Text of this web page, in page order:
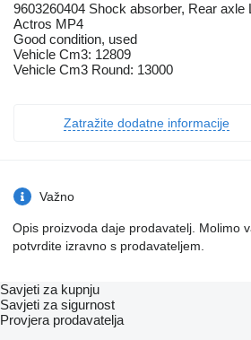
9603260404 Shock absorber, Rear
Actros MP4
Good condition, used
Vehicle Cm3: 12809
Vehicle Cm3 Round: 13000
Zatražite dodatne informacije
Važno
Opis proizvoda daje prodavatelj. Molimo
potvrdite izravno s prodavateljem.
Savjeti za kupnju
Savjeti za sigurnost
Provjera prodavatelja